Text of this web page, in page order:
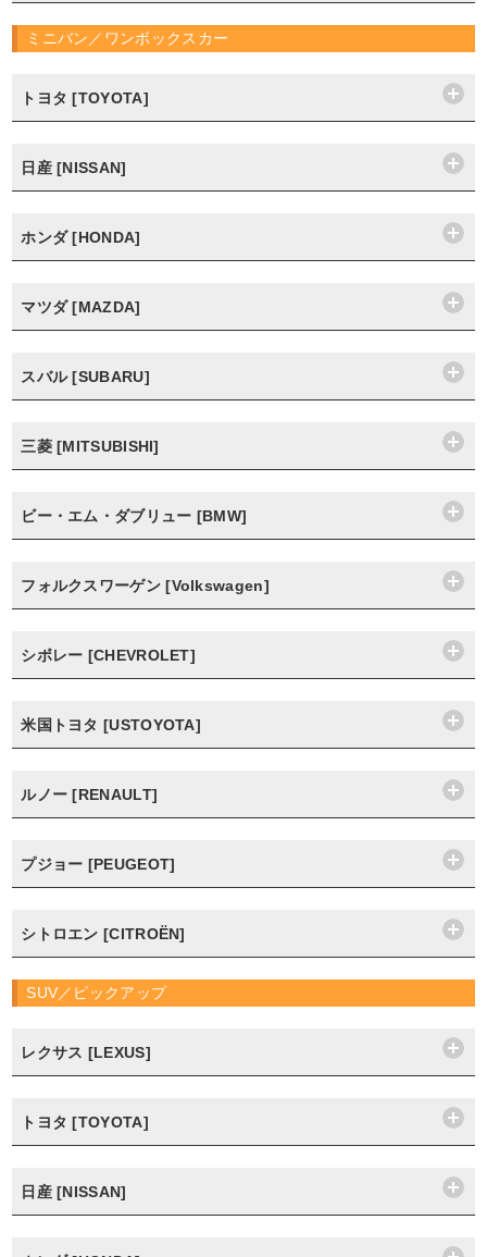
ミニバン／ワンボックスカー
トヨタ [TOYOTA]
日産 [NISSAN]
ホンダ [HONDA]
マツダ [MAZDA]
スバル [SUBARU]
三菱 [MITSUBISHI]
ビー・エム・ダブリュー [BMW]
フォルクスワーゲン [Volkswagen]
シボレー [CHEVROLET]
米国トヨタ [USTOYOTA]
ルノー [RENAULT]
プジョー [PEUGEOT]
シトロエン [CITROËN]
SUV／ピックアップ
レクサス [LEXUS]
トヨタ [TOYOTA]
日産 [NISSAN]